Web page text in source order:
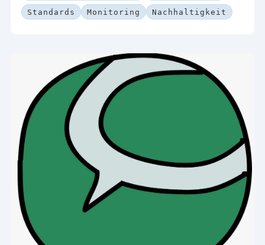
Standards Monitoring Nachhaltigkeit